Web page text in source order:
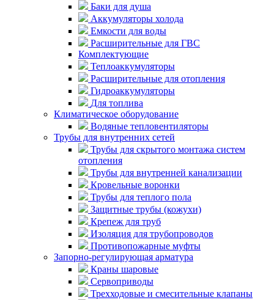
Баки для душа
Аккумуляторы холода
Емкости для воды
Расширительные для ГВС
Комплектующие
Теплоаккумуляторы
Расширительные для отопления
Гидроаккумуляторы
Для топлива
Климатическое оборудование
Водяные тепловентиляторы
Трубы для внутренних сетей
Трубы для скрытого монтажа систем
отопления
Трубы для внутренней канализации
Кровельные воронки
Трубы для теплого пола
Защитные трубы (кожухи)
Крепеж для труб
Изоляция для трубопроводов
Противопожарные муфты
Запорно-регулирующая арматура
Краны шаровые
Сервоприводы
Трехходовые и смесительные клапаны